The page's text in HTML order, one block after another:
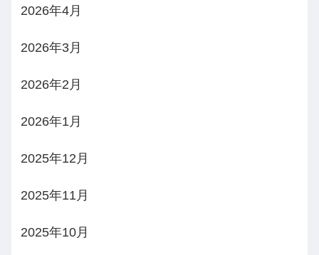
2026年4月
2026年3月
2026年2月
2026年1月
2025年12月
2025年11月
2025年10月